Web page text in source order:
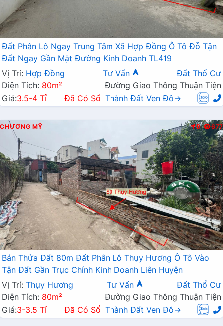
Đất Phân Lô Ngay Trung Tâm Xã Hợp Đồng Ô Tô Đỗ Tận
Đất Ngay Gần Mặt Đường Kinh Doanh TL419
Vị Trí: Hợp Đồng Tư Vấn
Đất Thổ Cư
Diện Tích: 80m²
Đường Giao Thông Thuận Tiện
Giá:3.5-4 Tỉ Đã Có Sổ Thành Đất Ven Đô→
CHƯƠNG MỸ Đ 677
Bán Thửa Đất 80m Đất Phân Lô Thụy Hương Ô Tô Vào
Tận Đất Gần Trục Chính Kinh Doanh Liên Huyện
Vị Trí: Thụy Hương Tư Vấn
Đất Thổ Cư
Diện Tích: 80m²
Đường Giao Thông Thuận Tiện
Giá:3-3.5 Tỉ Đã Có Sổ Thành Đất Ven Đô→